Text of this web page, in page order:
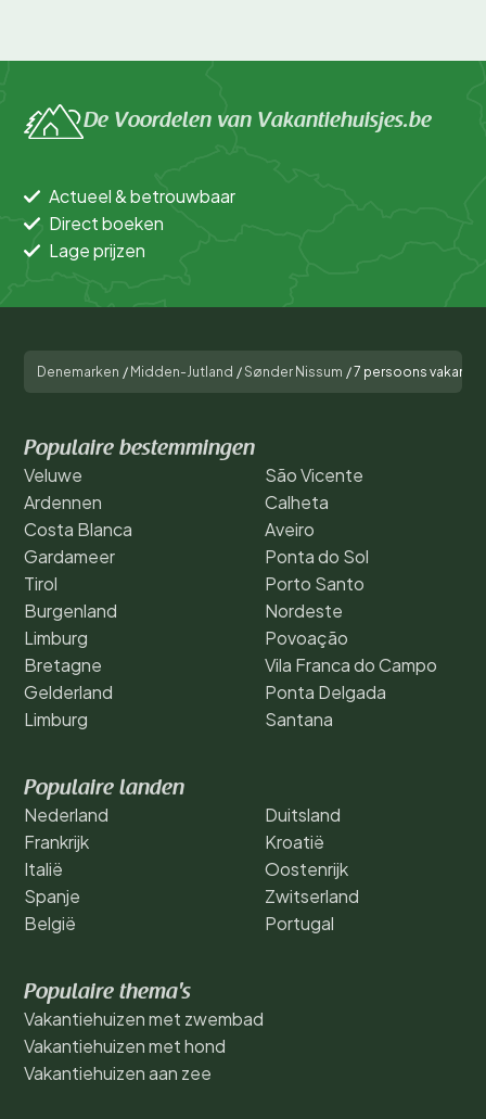
De Voordelen van Vakantiehuisjes.be
Actueel & betrouwbaar
Direct boeken
Lage prijzen
Denemarken / Midden-Jutland /Sønder Nissum /7 persoons vakantie
Populaire bestemmingen
Veluwe
Ardennen
Costa Blanca
Gardameer
Tirol
Burgenland
Limburg
Bretagne
Gelderland
Limburg
São Vicente
Calheta
Aveiro
Ponta do Sol
Porto Santo
Nordeste
Povoação
Vila Franca do Campo
Ponta Delgada
Santana
Populaire landen
Nederland
Frankrijk
Italië
Spanje
België
Duitsland
Kroatië
Oostenrijk
Zwitserland
Portugal
Populaire thema's
Vakantiehuizen met zwembad
Vakantiehuizen met hond
Vakantiehuizen aan zee